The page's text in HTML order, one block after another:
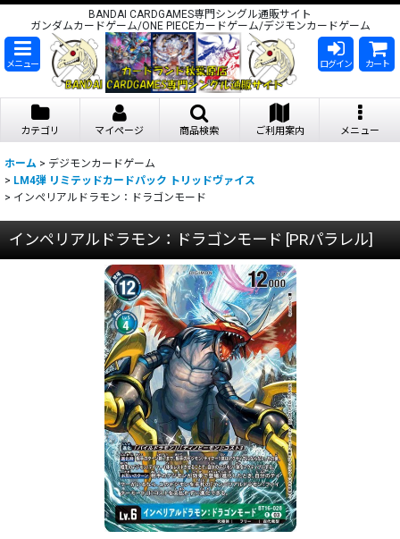
BANDAI CARDGAMES専門シングル通販サイト
ガンダムカードゲーム/ONE PIECEカードゲーム/デジモンカードゲーム
メニュー ログイン カート
カテゴリ マイページ 商品検索 ご利用案内 メニュー
ホーム > デジモンカードゲーム
> LM4弾 リミテッドカードパック トリッドヴァイス
> インペリアルドラモン：ドラゴンモード
インペリアルドラモン：ドラゴンモード [PRパラレル]